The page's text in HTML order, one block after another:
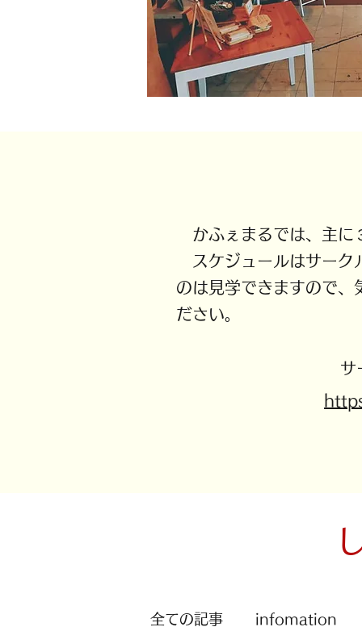
かふぇまるでは、主に
スケジュールはサーク
のは見学できますので、
ださい。
サ
全ての記事 infomation